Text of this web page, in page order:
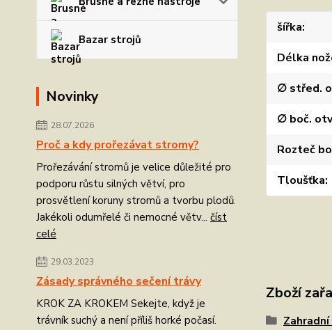
Bazar strojů
Novinky
28.07.2026
Proč a kdy prořezávat stromy?
Prořezávání stromů je velice důležité pro
podporu růstu silných větví, pro
prosvětlení koruny stromů a tvorbu plodů.
Jakékoli odumřelé či nemocné větv... číst
celé
29.03.2023
Zásady správného sečení trávy
KROK ZA KROKEM Sekejte, když je
trávník suchý a není příliš horké počasí.
šířka
Délka
∅ střed.
∅ boč.
Rozteč
Tloušťka
Zboží